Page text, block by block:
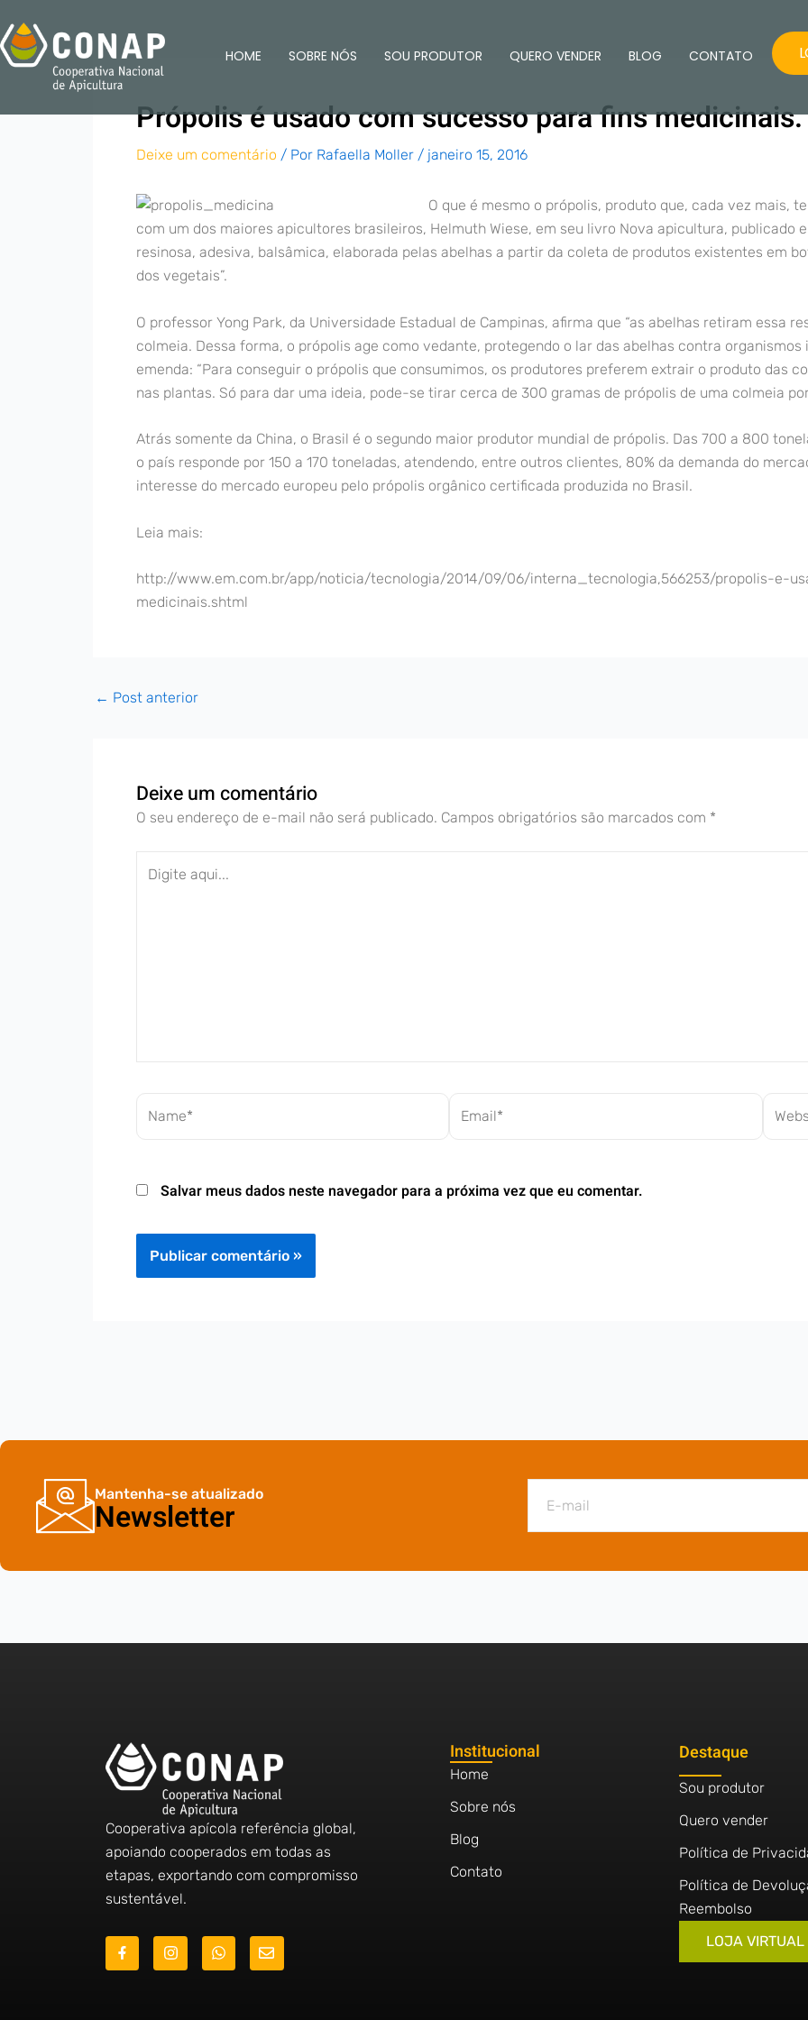
para
o
conteúdo
HOME SOBRE NÓS SOU PRODUTOR QUERO VENDER BLOG CONTATO
Própolis é usado com sucesso para fins medicinais.
Deixe um comentário / Por Rafaella Moller / janeiro 15, 2016
O que é mesmo o própolis, produto que, cada vez mais,
com um dos maiores apicultores brasileiros, Helmuth Wiese, em seu livro Nova apicultura, publicado
resinosa, adesiva, balsâmica, elaborada pelas abelhas a partir da coleta de produtos existentes em
dos vegetais”.
O professor Yong Park, da Universidade Estadual de Campinas, afirma que “as abelhas retiram essa
colmeia. Dessa forma, o própolis age como vedante, protegendo o lar das abelhas contra organismos
emenda: “Para conseguir o própolis que consumimos, os produtores preferem extrair o produto das
nas plantas. Só para dar uma ideia, pode-se tirar cerca de 300 gramas de própolis de uma colmeia por
Atrás somente da China, o Brasil é o segundo maior produtor mundial de própolis. Das 700 a 800
o país responde por 150 a 170 toneladas, atendendo, entre outros clientes, 80% da demanda do
interesse do mercado europeu pelo própolis orgânico certificada produzida no Brasil.
Leia mais:
http://www.em.com.br/app/noticia/tecnologia/2014/09/06/interna_tecnologia,566253/propolis-e-
medicinais.shtml
← Post anterior
Deixe um comentário
O seu endereço de e-mail não será publicado. Campos obrigatórios são marcados com *
Digite
Name* Email*
Salvar meus dados neste navegador para a próxima vez que eu comentar.
Mantenha-se atualizado
Newsletter
Cooperativa apícola referência global,
apoiando cooperados em todas as
etapas, exportando com compromisso
sustentável.
J
k
i
I
n
s
W
h
a
E
n
v
Institucional
Home
Sobre nós
Blog
Contato
Destaque
Sou produtor
Quero vender
Política de
Política de
Reembolso
LOJA VIRTUAL